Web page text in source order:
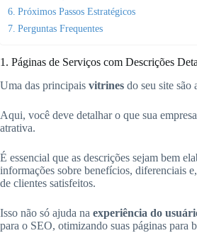
Próximos Passos Estratégicos
Perguntas Frequentes
1. Páginas de Serviços com Descrições
Uma das principais vitrines do seu site são
Aqui, você deve detalhar o que sua
atrativa.
É essencial que as descrições sejam bem
informações sobre benefícios, diferenciais
de clientes satisfeitos.
Isso não só ajuda na experiência do
para o SEO, otimizando suas páginas para